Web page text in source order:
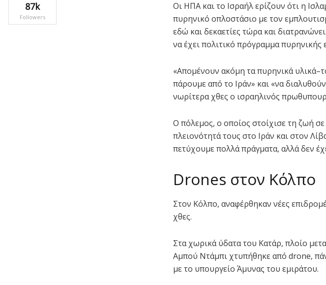
Οι ΗΠΑ και το Ισραήλ ερίζουν ότι η
πυρηνικό οπλοστάσιο με τον
εδώ και δεκαετίες τώρα και
να έχει πολιτικό πρόγραμμα πυρηνικής
«Απομένουν ακόμη τα πυρηνικά
πάρουμε από το Ιράν» και «να
νωρίτερα χθες ο ισραηλινός
Ο πόλεμος, ο οποίος στοίχισε τη ζωή
πλειονότητά τους στο Ιράν και στον
πετύχουμε πολλά πράγματα, αλλά δεν
Drones στον Κόλπο
Στον Κόλπο, αναφέρθηκαν νέες
χθες.
Στα χωρικά ύδατα του Κατάρ, πλοίο
Αμπού Ντάμπι χτυπήθηκε από drone,
με το υπουργείο Άμυνας του εμιράτου.
87k
Followers